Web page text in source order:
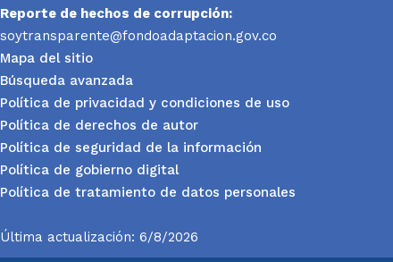
Reporte de hechos de corrupción:
soytransparente@fondoadaptacion.gov.co
Mapa del sitio
Búsqueda avanzada
Política de privacidad y condiciones de uso
Política de derechos de autor
Política de seguridad de la información
Política de gobierno digital
Política de tratamiento de datos personales
Última actualización: 6/8/2026